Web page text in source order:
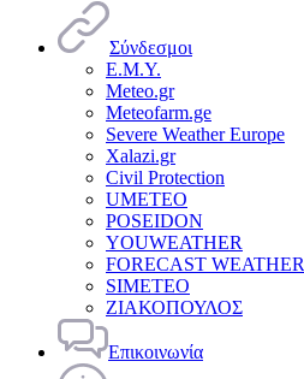
Σύνδεσμοι
Ε.Μ.Υ.
Meteo.gr
Meteofarm.ge
Severe Weather Europe
Xalazi.gr
Civil Protection
UMETEO
POSEIDON
YOUWEATHER
FORECAST WEATHER
SIMETEO
ΖΙΑΚΟΠΟΥΛΟΣ
Επικοινωνία